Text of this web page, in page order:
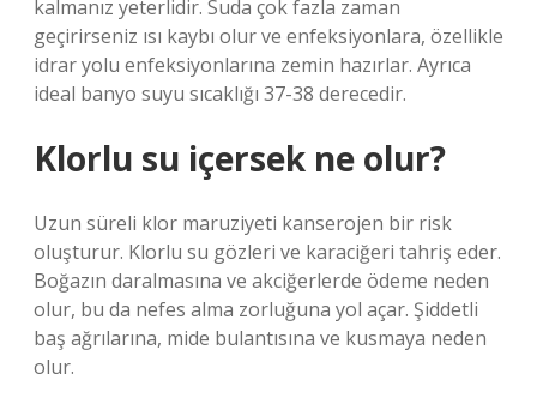
kalmanız yeterlidir. Suda çok fazla zaman
geçirirseniz ısı kaybı olur ve enfeksiyonlara, özellikle
idrar yolu enfeksiyonlarına zemin hazırlar. Ayrıca
ideal banyo suyu sıcaklığı 37-38 derecedir.
Klorlu su içersek ne olur?
Uzun süreli klor maruziyeti kanserojen bir risk
oluşturur. Klorlu su gözleri ve karaciğeri tahriş eder.
Boğazın daralmasına ve akciğerlerde ödeme neden
olur, bu da nefes alma zorluğuna yol açar. Şiddetli
baş ağrılarına, mide bulantısına ve kusmaya neden
olur.